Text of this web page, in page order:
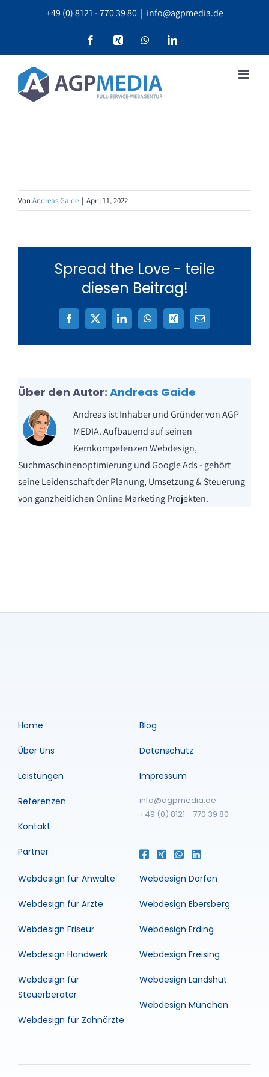
+49 (0) 8121 - 770 39 80 | info@agpmedia.de
FacebookXing WhatsAppLinkedIn
Von Andreas Gaide | April 11, 2022
Spread the Love - teile
diesen Beitrag!
Facebook
X LinkedInWhatsApp
Xing
E-
Über den Autor: Andreas Gaide
Andreas ist Inhaber und Gründer von AGP
MEDIA. Aufbauend auf seinen
Kernkompetenzen Webdesign,
Suchmaschinenoptimierung und Google Ads - gehört
seine Leidenschaft der Planung, Umsetzung & Steuerung
von ganzheitlichen Online Marketing Projekten.
Home
Über Uns
Leistungen
Referenzen
Kontakt
Partner
Blog
Datenschutz
Impressum
info@agpmedia.de
+49 (0) 8121 - 770 39 80
Webdesign für Anwälte
Webdesign für Ärzte
Webdesign Friseur
Webdesign Handwerk
Webdesign für
Steuerberater
Webdesign für Zahnärzte
Webdesign Dorfen
Webdesign Ebersberg
Webdesign Erding
Webdesign Freising
Webdesign Landshut
Webdesign München